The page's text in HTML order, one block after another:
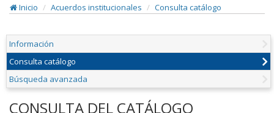
Inicio
Acuerdos institucionales Consulta catálogo
Información
Consulta catálogo
Búsqueda avanzada
CONSULTA DEL CATÁLOGO